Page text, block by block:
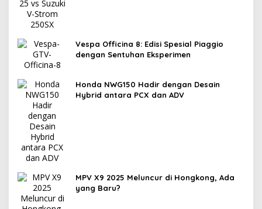
Vespa Officina 8: Edisi Spesial Piaggio
dengan Sentuhan Eksperimen
Honda NWG150 Hadir dengan Desain
Hybrid antara PCX dan ADV
MPV X9 2025 Meluncur di Hongkong, Ada
yang Baru?